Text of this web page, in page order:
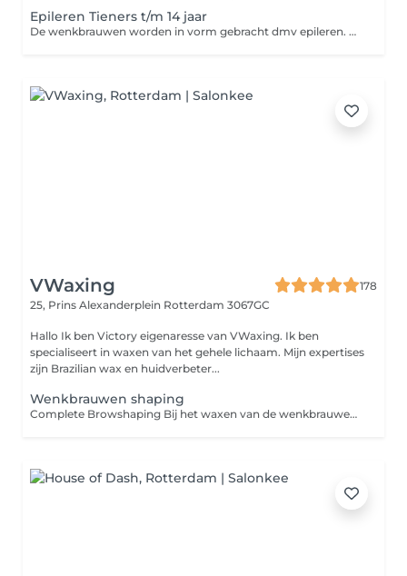
Epileren Tieners t/m 14 jaar
De wenkbrauwen worden in vorm gebracht dmv epileren. Donshaartjes worden verwijdert met een wenkbrauwmesje.
VWaxing
178
25, Prins Alexanderplein Rotterdam 3067GC
Hallo Ik ben Victory eigenaresse van VWaxing. Ik ben
specialiseert in waxen van het gehele lichaam. Mijn expertises
zijn Brazilian wax en huidverbeter...
Wenkbrauwen shaping
Complete Browshaping Bij het waxen van de wenkbrauwen wordt warme wax op de huid aangebracht om ongewenste haartjes rondom de wenkbrauwen te verwijderen. Het resultaat zijn strakke, mooie wenkbrauwen met een langdurig effect.